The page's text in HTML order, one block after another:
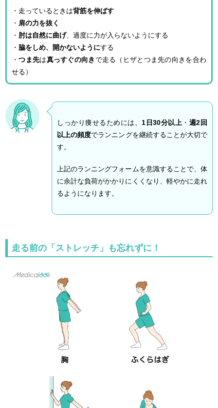
・走っているときは背筋を伸ばす
・ 肩の力を抜く
・ 肘は自然に曲げ、過度に力が入らないようにする
・ 脇をしめ、開かないようにする
・つま先は真っすぐの向き で走る（ヒザとつま先の向きを合わ
せる）
しっかり痩せるためには、 1日30分以上 ・ 週2回
以上の頻度でランニングを継続することが大切で
す。
上記のランニングフォームを意識することで、体
に余計な負荷がかかりにくくなり、軽やかに走れ
るようになります。
走る前の「ストレッチ」も忘れずに！